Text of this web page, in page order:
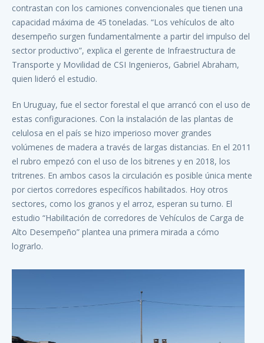
contrastan con los camiones convencionales que tienen una
capacidad máxima de 45 toneladas. “Los vehículos de alto
desempeño surgen fundamentalmente a partir del impulso del
sector productivo”, explica el gerente de Infraestructura de
Transporte y Movilidad de CSI Ingenieros, Gabriel Abraham,
quien lideró el estudio.
En Uruguay, fue el sector forestal el que arrancó con el uso de
estas configuraciones. Con la instalación de las plantas de
celulosa en el país se hizo imperioso mover grandes
volúmenes de madera a través de largas distancias. En el 2011
el rubro empezó con el uso de los bitrenes y en 2018, los
tritrenes. En ambos casos la circulación es posible única mente
por ciertos corredores específicos habilitados. Hoy otros
sectores, como los granos y el arroz, esperan su turno. El
estudio “Habilitación de corredores de Vehículos de Carga de
Alto Desempeño” plantea una primera mirada a cómo
lograrlo.